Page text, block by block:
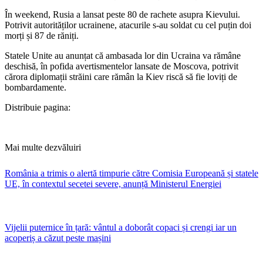
În weekend, Rusia a lansat peste 80 de rachete asupra Kievului.
Potrivit autorităților ucrainene, atacurile s-au soldat cu cel puțin doi
morți și 87 de răniți.
​Statele Unite au anunțat că ambasada lor din Ucraina va rămâne
deschisă, în pofida avertismentelor lansate de Moscova, potrivit
cărora diplomații străini care rămân la Kiev riscă să fie loviți de
bombardamente.
Distribuie pagina:
Mai multe dezvăluiri
România a trimis o alertă timpurie către Comisia Europeană și statele
UE, în contextul secetei severe, anunță Ministerul Energiei
Vijelii puternice în țară: vântul a doborât copaci și crengi iar un
acoperiș a căzut peste mașini